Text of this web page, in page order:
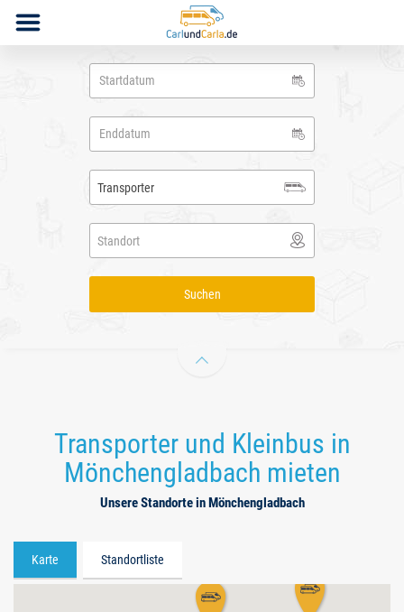
Transporter
Standort
Transporter und Kleinbus in
Mönchengladbach mieten
Unsere Standorte in Mönchengladbach
Karte Standortliste